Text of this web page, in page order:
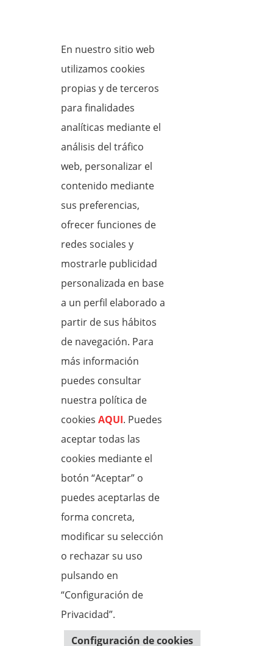
encontrado
entradas.
Próximos
Eventos
Farmacias de Guardia
Hoy
Maña
COCENTAINA
AV. PAIS VALENCIANO, Nº76
HERNANDEZ PASCUAL, LUCIA
 Toda la Actualidad
Mantente informado de lo que ocurre en
nuestro municipio
Consulta la programación de eventos
En nuestro sitio web
utilizamos cookies
propias y de terceros
para finalidades
analíticas mediante el
análisis del tráfico
web, personalizar el
contenido mediante
sus preferencias,
ofrecer funciones de
redes sociales y
mostrarle publicidad
personalizada en base
a un perfil elaborado a
partir de sus hábitos
de navegación. Para
más información
puedes consultar
nuestra política de
cookies AQUI. Puedes
aceptar todas las
cookies mediante el
botón “Aceptar” o
puedes aceptarlas de
forma concreta,
modificar su selección
o rechazar su uso
pulsando en
“Configuración de
Privacidad”.
Configuración de cookies